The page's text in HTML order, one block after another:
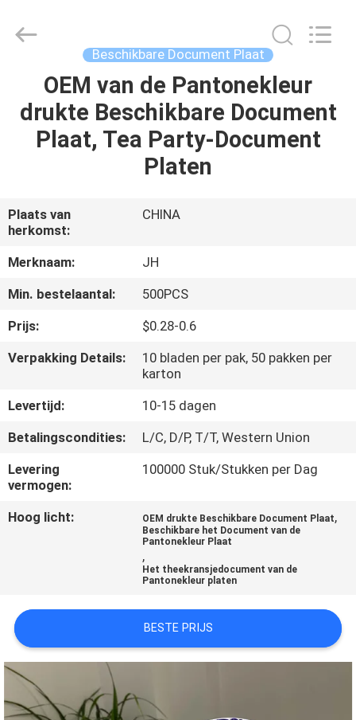
HUIS
PRODUCTEN
ONS
FABRIEKSREIS
KWALITEITSCONTROLE
CONTACTEER
ONS
NIEUWS
VERZOEK
OM
SITEMAP
PRIVACY
POLICY
Material
Beschikbare Document Plaat
OEM van de Pantonekleur
drukte Beschikbare Document
Plaat, Tea Party-Document
Platen
Plaats van
herkomst:
CHINA
Merknaam:
JH
Min. bestelaantal:
500PCS
Prijs:
$0.28-0.6
Verpakking Details:
10 bladen per pak, 50 pakken per
karton
Levertijd:
10-15 dagen
Betalingscondities:
L/C, D/P, T/T, Western Union
Levering
vermogen:
100000 Stuk/Stukken per Dag
Hoog licht: OEM drukte Beschikbare Document Plaat,
Beschikbare het Document van de
Pantonekleur Plaat
,
Het theekransjedocument van de
Pantonekleur platen
BESTE PRIJS